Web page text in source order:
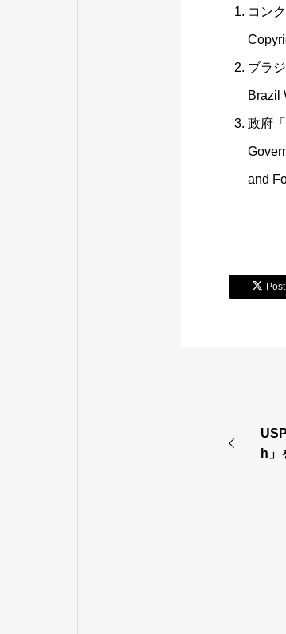
コン
ブラ
Brazil
政府
and
Post
h」